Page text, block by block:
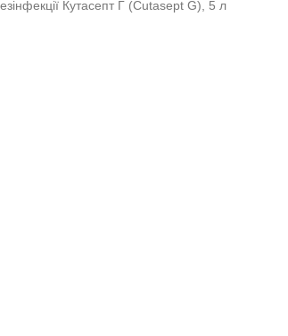
Кутасепт Г (Cutasept G), 5 л